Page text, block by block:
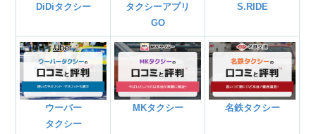
DiDiタクシー
タクシーアプリ
GO
S.RIDE
ウーバー
タクシー
MKタクシー 名鉄タクシー